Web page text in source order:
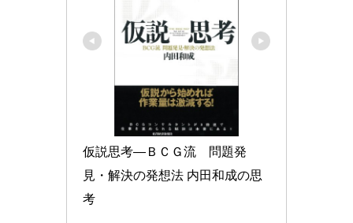
仮説思考―ＢＣＧ流　問題発
見・解決の発想法 内田和成の思
考